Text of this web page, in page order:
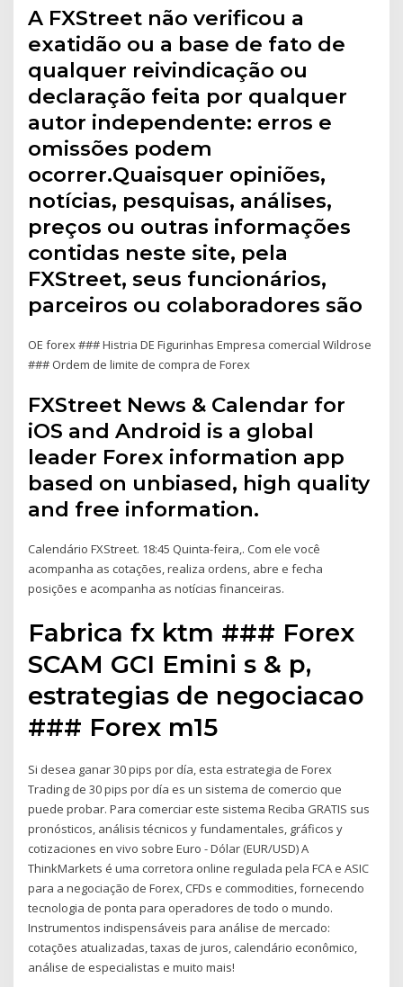
A FXStreet não verificou a
exatidão ou a base de fato de
qualquer reivindicação ou
declaração feita por qualquer
autor independente: erros e
omissões podem
ocorrer.Quaisquer opiniões,
notícias, pesquisas, análises,
preços ou outras informações
contidas neste site, pela
FXStreet, seus funcionários,
parceiros ou colaboradores são
OE forex ### Histria DE Figurinhas Empresa comercial Wildrose
### Ordem de limite de compra de Forex
FXStreet News & Calendar for
iOS and Android is a global
leader Forex information app
based on unbiased, high quality
and free information.
Calendário FXStreet. 18:45 Quinta-feira,. Com ele você
acompanha as cotações, realiza ordens, abre e fecha
posições e acompanha as notícias financeiras.
Fabrica fx ktm ### Forex
SCAM GCI Emini s & p,
estrategias de negociacao
### Forex m15
Si desea ganar 30 pips por día, esta estrategia de Forex
Trading de 30 pips por día es un sistema de comercio que
puede probar. Para comerciar este sistema Reciba GRATIS sus
pronósticos, análisis técnicos y fundamentales, gráficos y
cotizaciones en vivo sobre Euro - Dólar (EUR/USD) A
ThinkMarkets é uma corretora online regulada pela FCA e ASIC
para a negociação de Forex, CFDs e commodities, fornecendo
tecnologia de ponta para operadores de todo o mundo.
Instrumentos indispensáveis para análise de mercado:
cotações atualizadas, taxas de juros, calendário econômico,
análise de especialistas e muito mais!